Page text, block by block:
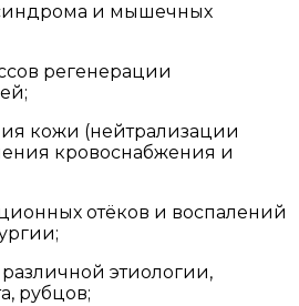
и мышечных
регенерации
кожи (нейтрализации
кровоснабжения и
отёков и воспалений
этиологии,
рубцов;